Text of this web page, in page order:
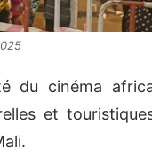
du cinéma
et